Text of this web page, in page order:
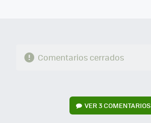
Comentarios cerrados
VER3 COMENTARIOS